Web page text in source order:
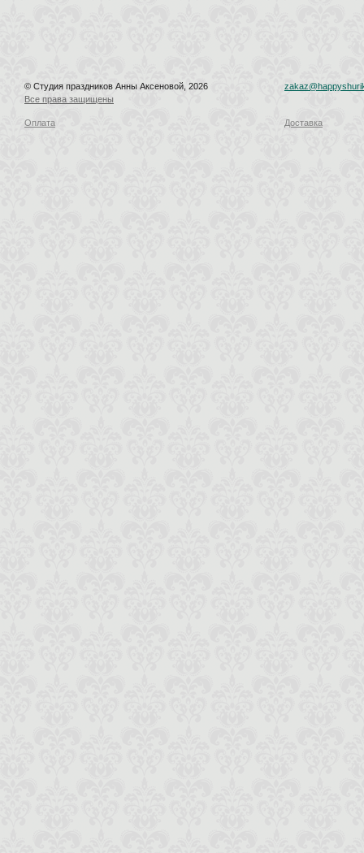
© Студия праздников Анны Аксеновой, 2026
Все права защищены
Оплата Доставка